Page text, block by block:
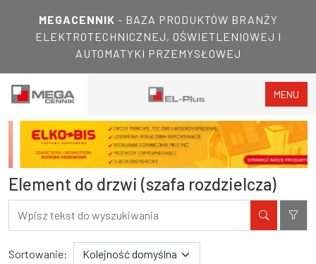
MEGACENNIK - BAZA PRODUKTÓW BRANŻY
ELEKTROTECHNICZNEJ, OŚWIETLENIOWEJ I
AUTOMATYKI PRZEMYSŁOWEJ
MENU
Element do drzwi (szafa rozdzielcza)
Filtry
Wyniki wyszukiwania
Sortowanie: